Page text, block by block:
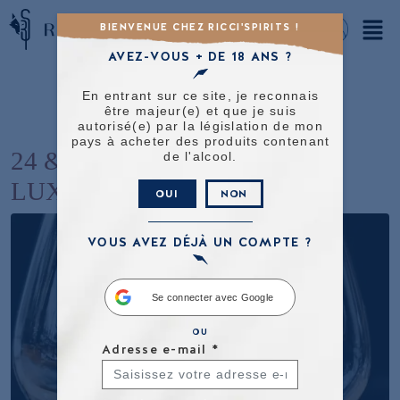
24 & 25/11- MAXIVINS
LUXEMBOURG
BIENVENUE CHEZ RICCI'SPIRITS !
AVEZ-VOUS + DE 18 ANS ?
En entrant sur ce site, je reconnais
être majeur(e) et que je suis
autorisé(e) par la législation de mon
pays à acheter des produits contenant
de l'alcool.
OUI NON
VOUS AVEZ DÉJÀ UN COMPTE ?
Se connecter avec Google
OU
Adresse e-mail *